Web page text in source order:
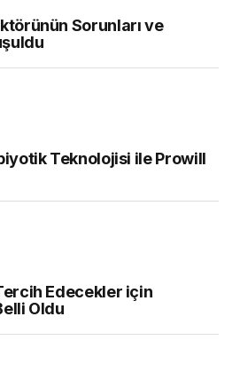
Sorunları ve
Teknolojisi ile Prowill
Edecekler için
Oldu